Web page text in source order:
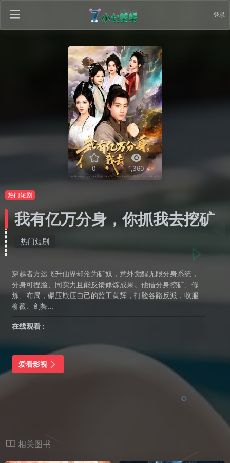
登录
0 1,360
热门短剧
我有亿万分身，你抓我去挖矿
热门短剧
穿越者方运飞升仙界却沦为矿奴，意外觉醒无限分身系统，
分身可捏脸、同实力且能反馈修炼成果。他借分身挖矿、修
炼、布局，碾压欺压自己的监工黄辉，打脸各路反派，收服
柳薇、剑舞...
在线观看 :
爱看影视
相关图书